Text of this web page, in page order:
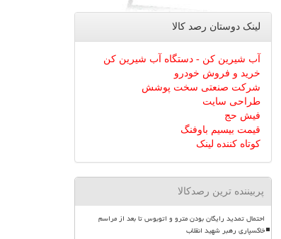
لینک دوستان رصد كالا
آب شیرین کن - دستگاه آب شیرین کن
خرید و فروش خودرو
شرکت صنعتی سخت پوشش
طراحی سایت
فیش حج
قیمت بیسیم باوفنگ
کوتاه کننده لینک
پربیننده ترین رصدکالا
احتمال تمدید رایگان بودن مترو و اتوبوس تا بعد از مراسم
خاکسپاری رهبر شهید انقلاب